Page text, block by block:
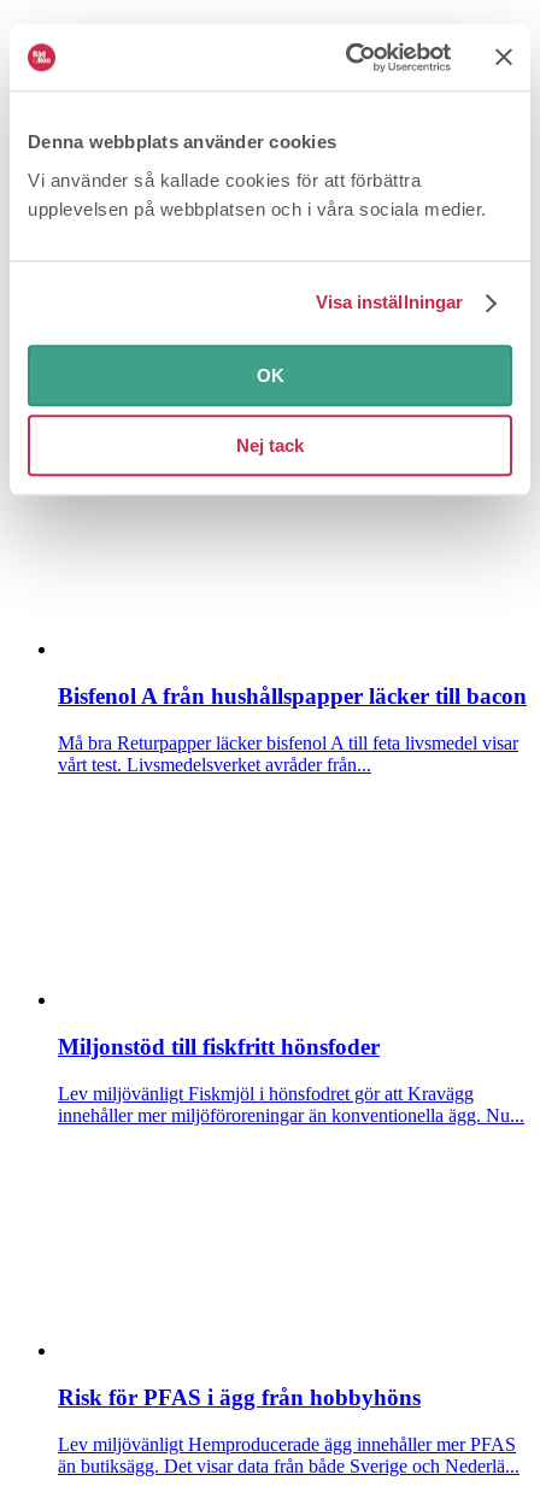
Denna webbplats använder cookies
Vi använder så kallade cookies för att förbättra
upplevelsen på webbplatsen och i våra sociala medier.
Visa inställningar
OK
Nej tack
Skillnaderna i både pris och kvalitet är stora när vi testar rökt
konstigheter.
Värt att veta
Bisfenol A från hushållspapper läcker till bacon
Må bra Returpapper läcker bisfenol A till feta livsmedel visar
vårt test. Livsmedelsverket avråder från...
Miljonstöd till fiskfritt hönsfoder
Lev miljövänligt Fiskmjöl i hönsfodret gör att Kravägg
innehåller mer miljöföroreningar än konventionella ägg. Nu...
Risk för PFAS i ägg från hobbyhöns
Lev miljövänligt Hemproducerade ägg innehåller mer PFAS
än butiksägg. Det visar data från både Sverige och Nederlä...